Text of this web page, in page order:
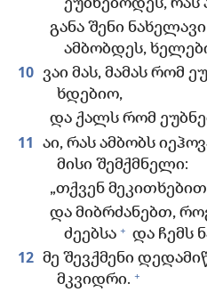
ეუბნებოდეს, რას
განა შენი
ამბობდეს,
10 ვაი მას, მამას რომ
ხდებიო,
და ქალს რომ
11 აი, რას ამბობს
მისი შემქმნელი:
„თქვენ
და მიბრძანებთ,
ძეებსა + და ჩემს
12 მე შევქმენი
მკვიდრი. +